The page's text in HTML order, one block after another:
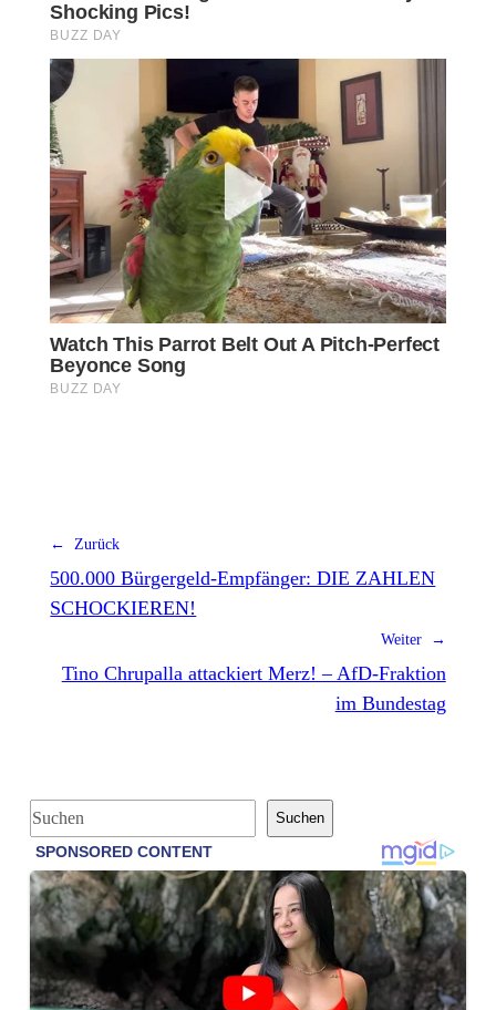
← Zurück
500.000 Bürgergeld-Empfänger: DIE ZAHLEN
SCHOCKIEREN!
Weiter →
Tino Chrupalla attackiert Merz! – AfD-Fraktion
im Bundestag
S
u
h
e
n
Suchen